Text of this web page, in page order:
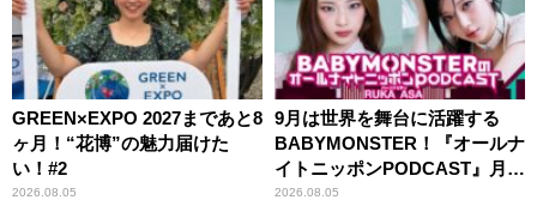
GREEN×EXPO 2027まであと8
ヶ月！“花博”の魅力届けた
い！#2
2026.08.05
9月は世界を舞台に活躍する
BABYMONSTER！『オールナ
イトニッポンPODCAST』月替
わりパーソナリティ
2026.08.05